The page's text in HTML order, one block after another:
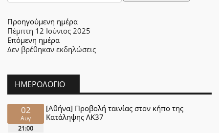
Προηγούμενη ημέρα
Πέμπτη 12 Ιούνιος 2025
Επόμενη ημέρα
Δεν βρέθηκαν εκδηλώσεις
ΗΜΕΡΟΛΌΓΙΟ
02
Αυγ
21:00
[Αθήνα] Προβολή ταινίας στον κήπο της
Κατάληψης ΛΚ37